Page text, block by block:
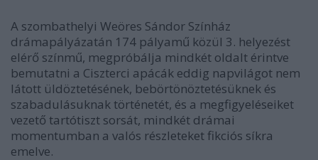
A szombathelyi Weöres Sándor Színház
drámapályázatán 174 pályamű közül 3. helyezést
elérő színmű, megpróbálja mindkét oldalt érintve
bemutatni a Ciszterci apácák eddig napvilágot nem
látott üldöztetésének, bebörtönöztetésüknek és
szabadulásuknak történetét, és a megfigyeléseiket
vezető tartótiszt sorsát, mindkét drámai
momentumban a valós részleteket fikciós síkra
emelve.